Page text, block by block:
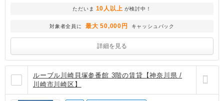
ただいま 10人以上 が検討中！
対象者全員に 最大 50,000円 キャッシュバック
詳細を見る
ルーブル川崎貝塚参番館 3階の賃貸【神奈川県 /
川崎市川崎区】